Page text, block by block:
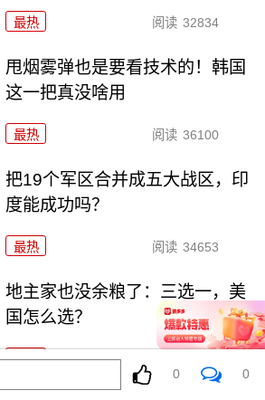
最热 阅读 32834
甩烟雾弹也是要看技术的！韩国
这一把真没啥用
最热 阅读 36100
把19个军区合并成五大战区，印
度能成功吗？
最热 阅读 34653
地主家也没余粮了：三选一，美
国怎么选？
最热
0 0